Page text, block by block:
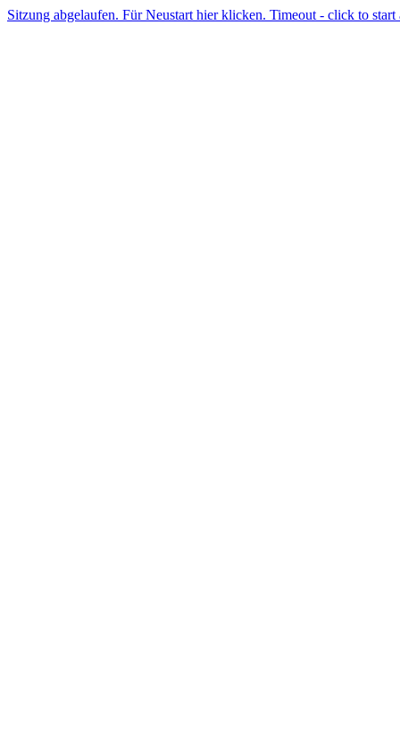
Sitzung abgelaufen. Für Neustart hier klicken. Timeout - click to start